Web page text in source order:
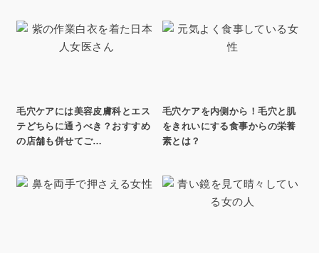
毛穴ケアには美容皮膚科とエス
テどちらに通うべき？おすすめ
の店舗も併せてご…
毛穴ケアを内側から！毛穴と肌
をきれいにする食事からの栄養
素とは？